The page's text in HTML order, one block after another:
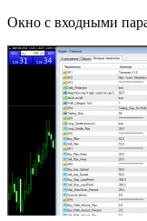
Окно с входными